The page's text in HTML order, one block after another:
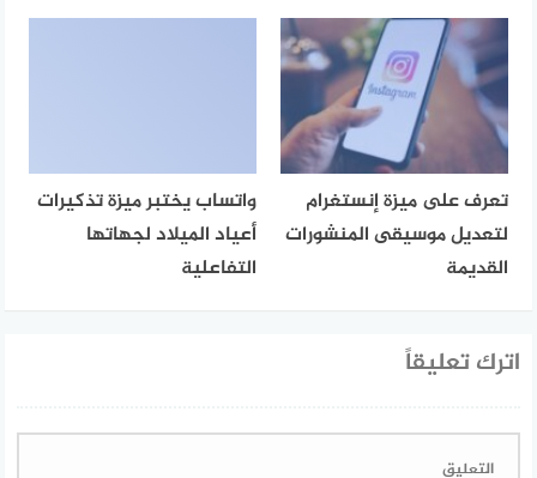
تعرف على ميزة إنستغرام
لتعديل موسيقى المنشورات
القديمة
واتساب يختبر ميزة تذكيرات
أعياد الميلاد لجهاتها
التفاعلية
اترك تعليقاً